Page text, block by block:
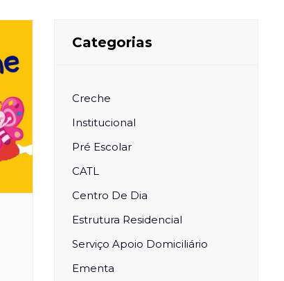
Categorias
Creche
Institucional
Pré Escolar
CATL
Centro De Dia
Estrutura Residencial
Serviço Apoio Domiciliário
Ementa